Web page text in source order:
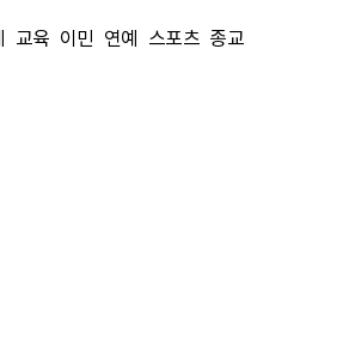
교육 이민 연예 스포츠 종교